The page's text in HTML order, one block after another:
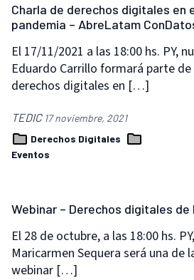
Charla de derechos digitales en
pandemia – AbreLatam
El 17/11/2021 a las 18:00 hs. PY,
Eduardo Carrillo formará parte
derechos digitales en […]
TEDIC 17 noviembre, 2021
Derechos Digitales
Eventos
Webinar – Derechos digitales de
El 28 de octubre, a las 18:00 hs.
Maricarmen Sequera será una de
webinar […]